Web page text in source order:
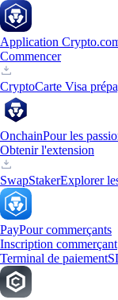
Application
Commencer
CryptoCarte Visa
OnchainPour les
Obtenir l'extension
SwapStakerExplorer
PayPour commerçants
Inscription commerçant
Terminal de paiement